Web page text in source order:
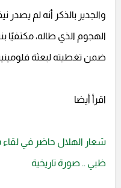
والجدير بالذكر أنه لم
الهجوم الذي طاله،
ضمن تغطيته لبعثة
اقرأ أيضا
شعار الهلال حاضر في
ظبي .. صورة تاريخية